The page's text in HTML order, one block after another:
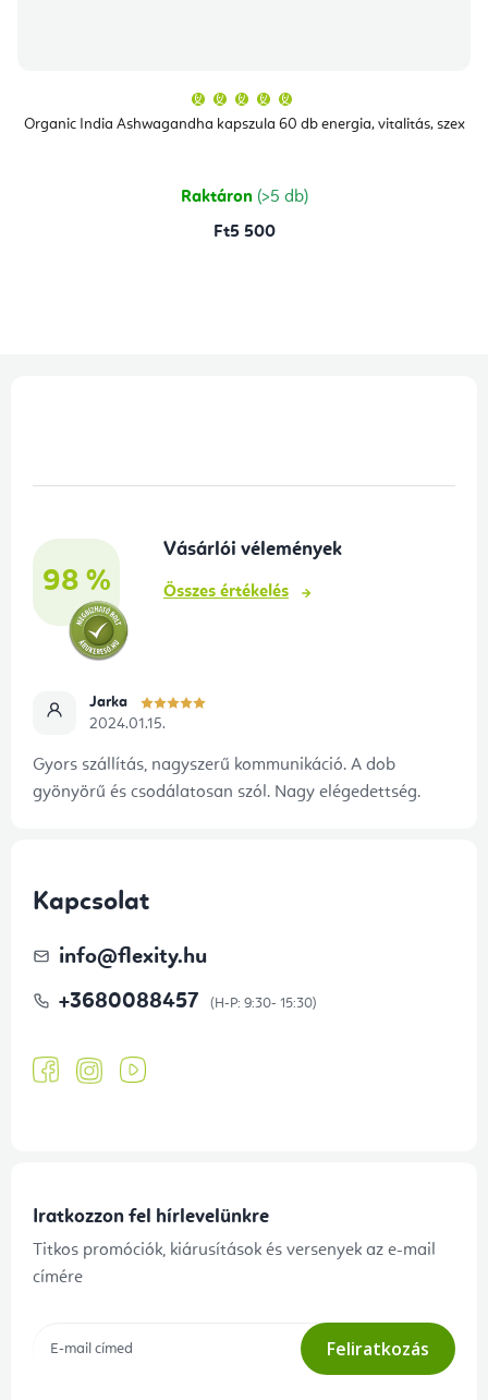
Organic India Ashwagandha kapszula 60 db energia, vitalitás, szex
átlagos
értékelése
csillag.
Raktáron (>5 db)
Ft5 500
98 %
Vásárlói vélemények
Összes értékelés
Jarka
2024.01.15.
Gyors szállítás, nagyszerű kommunikáció. A dob
gyönyörű és csodálatosan szól. Nagy elégedettség.
Kapcsolat
info@flexity.hu
+3680088457
Iratkozzon fel hírlevelünkre
Titkos promóciók, kiárusítások és versenyek az e-mail
címére
Feliratkozás